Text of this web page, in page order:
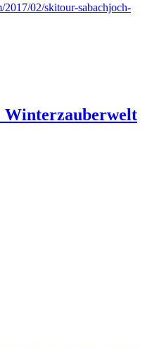
02/skitour-sabachjoch-
Winterzauberwelt